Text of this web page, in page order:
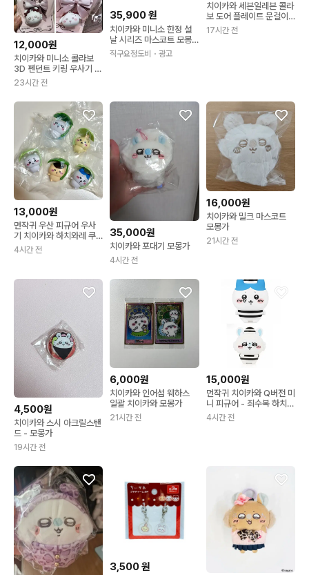
12,000원
치이카와 미니소 콜라보
3D 펜던트 키링 우사기 모
몽가 하치와레 개별가
23시간 전
35,900원
치이카와 미니소 한정 설
날 시리즈 마스코트 모몽
가
직구요정도비 ・광고
치이카와 세븐일레븐 콜라
보 도어 플레이트 문걸이
문고리 쿠리만쥬 모몽가
17시간 전
13,000원
먼작귀 우산 피규어 우사
기 치이카와 하치와레 쿠
리만쥬 모몽가
4시간 전
35,000원
치이카와 포대기 모몽가
4시간 전
16,000원
치이카와 밀크 마스코트
모몽가
21시간 전
4,500원
치이카와 스시 아크릴스탠
드 - 모몽가
19시간 전
6,000원
치이카와 인어섬 웨하스
일괄 치이카와 모몽가
21시간 전
15,000원
먼작귀 치이카와 Q버전 미
니 피규어 - 죄수복 하치와
레 모몽가
4시간 전
3,500원